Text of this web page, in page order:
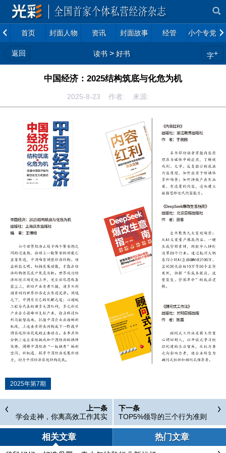
首页 封面人物 资讯 封面故事 经管 小个专党建
返回 读书 > 好书 字+
中国经济：2025结构筑底与化危为机
2025-8-23 作者: 来源:
2025年第7期
上一条
学会走神，你离高效工作其实
近了一步
下一条
TOP5%领导的三个行为准则
相关文章 热门文章